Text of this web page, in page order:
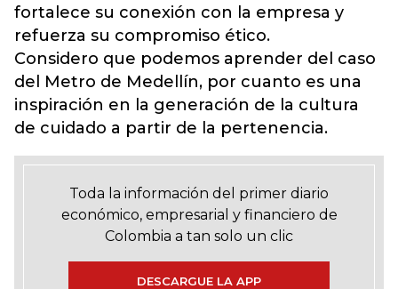
fortalece su conexión con la empresa y
refuerza su compromiso ético.
Considero que podemos aprender del caso
del Metro de Medellín, por cuanto es una
inspiración en la generación de la cultura
de cuidado a partir de la pertenencia.
Toda la información del primer diario
económico, empresarial y financiero de
Colombia a tan solo un clic
DESCARGUE LA APP